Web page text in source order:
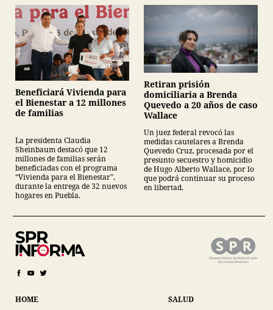
Beneficiará Vivienda para
el Bienestar a 12 millones
de familias
La presidenta Claudia
Sheinbaum destacó que 12
millones de familias serán
beneficiadas con el programa
“Vivienda para el Bienestar”,
durante la entrega de 32 nuevos
hogares en Puebla.
Retiran prisión
domiciliaria a Brenda
Quevedo a 20 años de caso
Wallace
Un juez federal revocó las
medidas cautelares a Brenda
Quevedo Cruz, procesada por el
presunto secuestro y homicidio
de Hugo Alberto Wallace, por lo
que podrá continuar su proceso
en libertad.
HOME SALUD